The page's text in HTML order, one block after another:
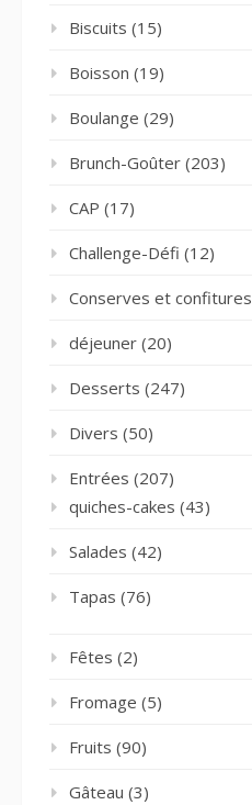
Biscuits (15)
Boisson (19)
Boulange (29)
Brunch-Goûter (203)
CAP (17)
Challenge-Défi (12)
Conserves et confitures
déjeuner (20)
Desserts (247)
Divers (50)
Entrées (207)
quiches-cakes (43)
Salades (42)
Tapas (76)
Fêtes (2)
Fromage (5)
Fruits (90)
Gâteau (3)